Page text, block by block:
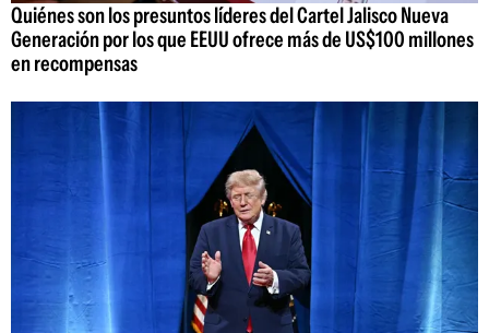
Quiénes son los presuntos líderes del Cartel Jalisco Nueva
Generación por los que EEUU ofrece más de US$100 millones
en recompensas